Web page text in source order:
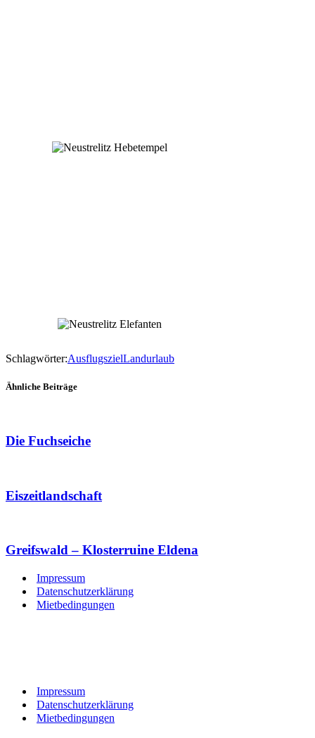
Schlagwörter:AusflugszielLandurlaub
Ähnliche Beiträge
Die Fuchseiche
Eiszeitlandschaft
Greifswald – Klosterruine Eldena
Impressum
Datenschutzerklärung
Mietbedingungen
Impressum
Datenschutzerklärung
Mietbedingungen